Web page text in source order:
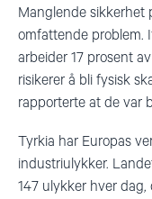
Manglende sikkerhet
omfattende problem.
arbeider 17 prosent
risikerer å bli fysisk
rapporterte at de var
Tyrkia har Europas
industriulykker.
147 ulykker hver